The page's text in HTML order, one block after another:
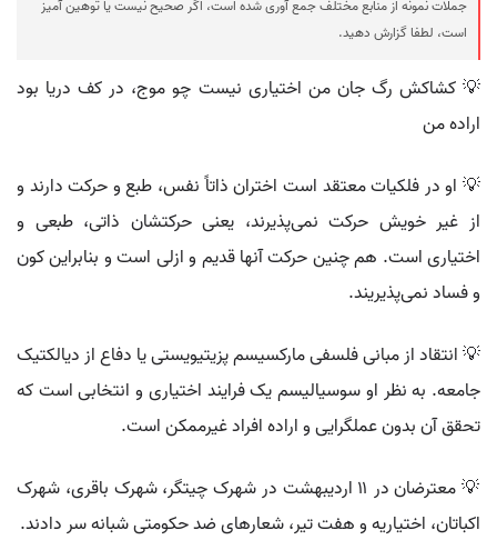
جملات نمونه از منابع مختلف جمع آوری شده است، اگر صحیح نیست یا توهین آمیز
است، لطفا گزارش دهید.
💡 کشاکش رگ جان من اختیاری نیست چو موج، در کف دریا بود
اراده من
💡 او در فلکیات معتقد است اختران ذاتاً نفس، طبع و حرکت دارند و
از غیر خویش حرکت نمی‌پذیرند، یعنی حرکتشان ذاتی، طبعی و
اختیاری است. هم چنین حرکت آنها قدیم و ازلی است و بنابراین کون
و فساد نمی‌پذیریند.
💡 انتقاد از مبانی فلسفی مارکسیسم پزیتیویستی یا دفاع از دیالکتیک
جامعه. به نظر او سوسیالیسم یک فرایند اختیاری و انتخابی است که
تحقق آن بدون عملگرایی و اراده افراد غیرممکن است.
💡 معترضان در ۱۱ اردیبهشت در شهرک چیتگر، شهرک باقری، شهرک
اکباتان، اختیاریه و هفت تیر، شعارهای ضد حکومتی شبانه سر دادند.